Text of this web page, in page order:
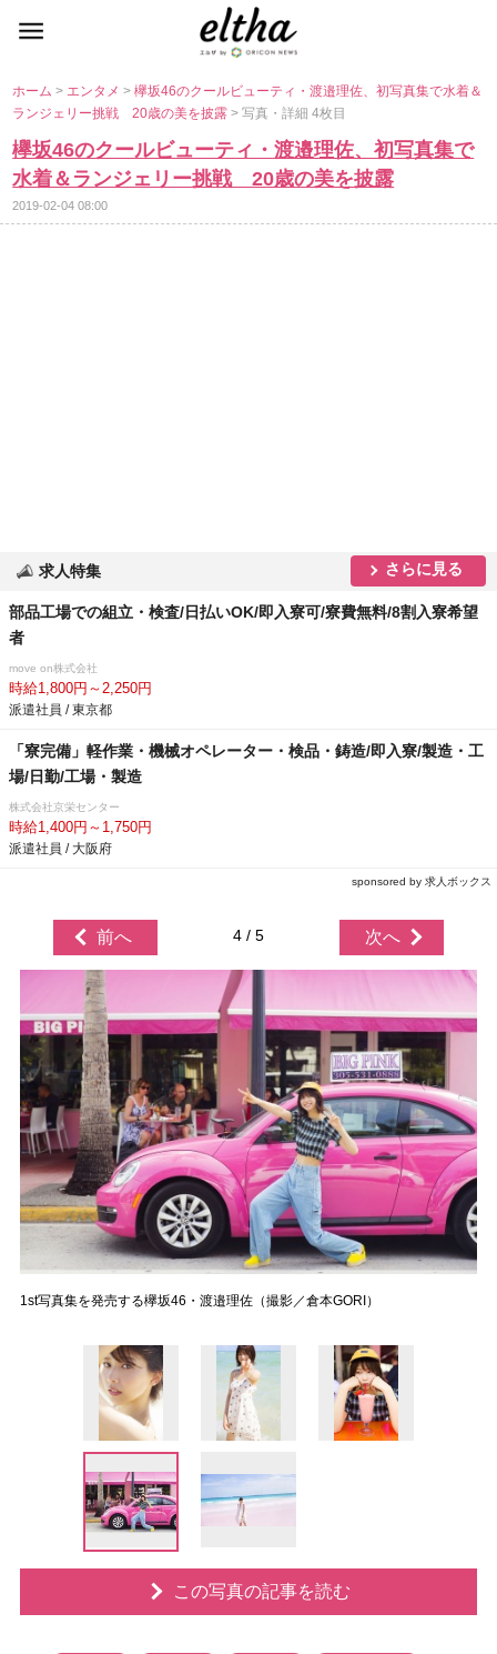
ホーム> エンタメ>欅坂46のクールビューティ・渡邉理佐、初写真集で水着＆
ランジェリー挑戦 20歳の美を披露> 写真・詳細 4枚目
欅坂46のクールビューティ・渡邉理佐、初写真集で
水着＆ランジェリー挑戦 20歳の美を披露
2019-02-04 08:00
求人特集 さらに見る
部品工場での組立・検査/日払いOK/即入寮可/寮費無料/8割入寮希望
者
move on株式会社
時給1,800円～2,250円
派遣社員 / 東京都
「寮完備」軽作業・機械オペレーター・検品・鋳造/即入寮/製造・工
場/日勤/工場・製造
株式会社京栄センター
時給1,400円～1,750円
派遣社員 / 大阪府
sponsored by 求人ボックス
前へ 4 / 5 次へ
1st写真集を発売する欅坂46・渡邉理佐（撮影／倉本GORI）
この写真の記事を読む